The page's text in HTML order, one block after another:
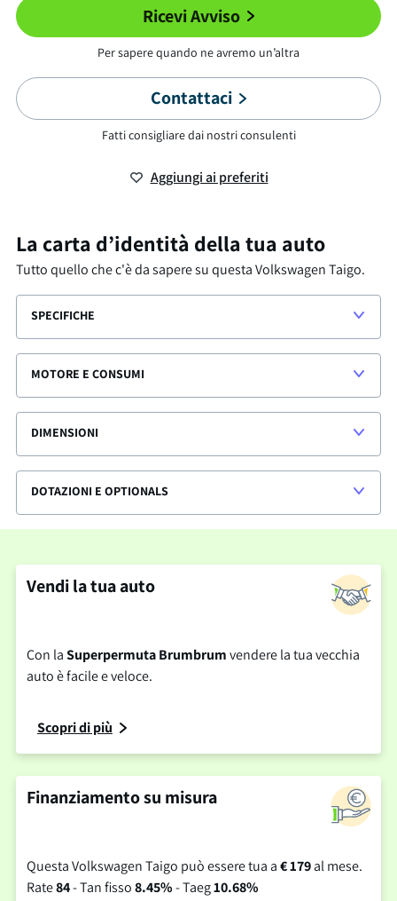
Ricevi Avviso
Per sapere quando ne avremo un’altra
Contattaci
Fatti consigliare dai nostri consulenti
Aggiungi ai preferiti
La carta d’identità della tua auto
Tutto quello che c'è da sapere su questaVolkswagen Taigo.
SPECIFICHE
MOTORE E CONSUMI
DIMENSIONI
DOTAZIONI E OPTIONALS
Vendi la tua auto
Con laSuperpermuta Brumbrumvendere la tua vecchia
auto è facile e veloce.
Scopri di più
Finanziamento su misura
Questa Volkswagen Taigo può essere tua a€ 179al mese.
Rate84- Tan fisso8.45%- Taeg10.68%